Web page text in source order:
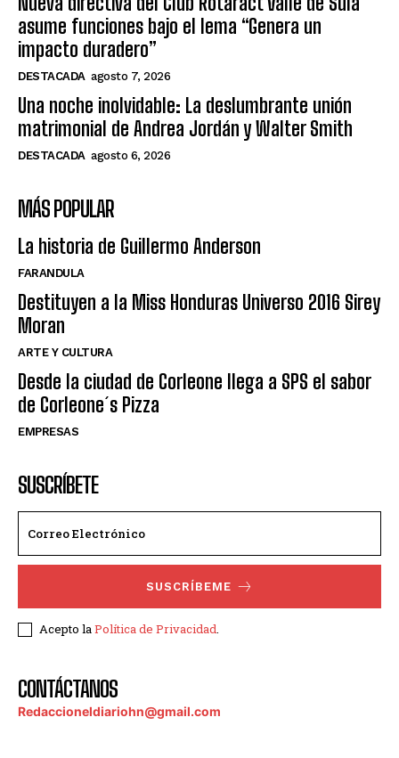
asume funciones bajo el lema “Genera un
impacto duradero”
DESTACADA agosto 7, 2026
Una noche inolvidable: La deslumbrante unión
matrimonial de Andrea Jordán y Walter Smith
DESTACADA agosto 6, 2026
MÁS POPULAR
La historia de Guillermo Anderson
FARANDULA
Destituyen a la Miss Honduras Universo 2016 Sirey
Moran
ARTE Y CULTURA
Desde la ciudad de Corleone llega a SPS el sabor
de Corleone´s Pizza
EMPRESAS
SUSCRÍBETE
SUSCRÍBEME
Acepto laPolítica de Privacidad.
CONTÁCTANOS
Redaccioneldiariohn@gmail.com